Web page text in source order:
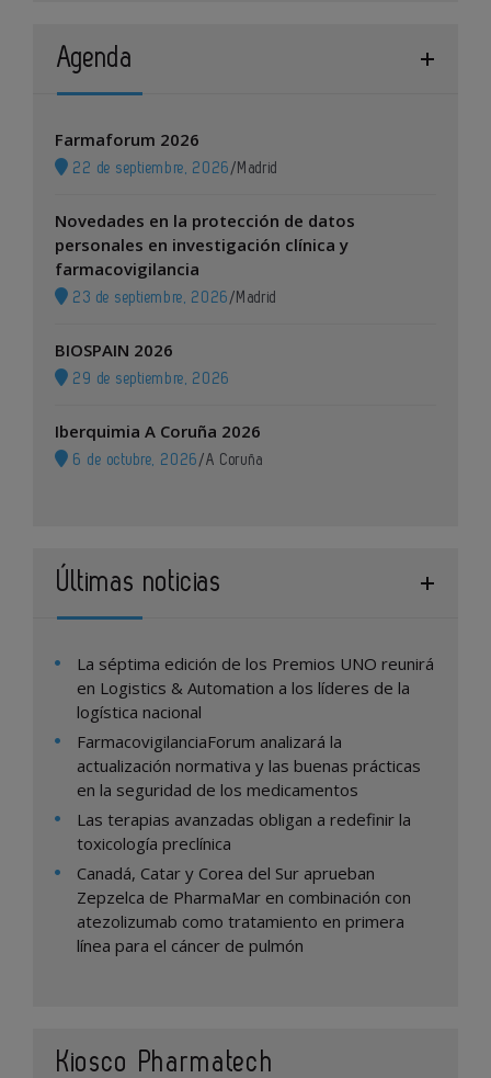
Agenda
Farmaforum 2026
22 de septiembre, 2026 / Madrid
Novedades en la protección de datos
personales en investigación clínica y
farmacovigilancia
23 de septiembre, 2026 / Madrid
BIOSPAIN 2026
29 de septiembre, 2026
Iberquimia A Coruña 2026
6 de octubre, 2026 /A Coruña
Últimas noticias
La séptima edición de los Premios UNO reunirá
en Logistics & Automation a los líderes de la
logística nacional
FarmacovigilanciaForum analizará la
actualización normativa y las buenas prácticas
en la seguridad de los medicamentos
Las terapias avanzadas obligan a redefinir la
toxicología preclínica
Canadá, Catar y Corea del Sur aprueban
Zepzelca de PharmaMar en combinación con
atezolizumab como tratamiento en primera
línea para el cáncer de pulmón
Kiosco Pharmatech